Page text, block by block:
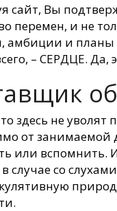
сайт, Вы
перемен, и не
амбиции и планы
– СЕРДЦЕ. Да,
здесь не уволят
от занимаемой
или вспомнить.
случае со